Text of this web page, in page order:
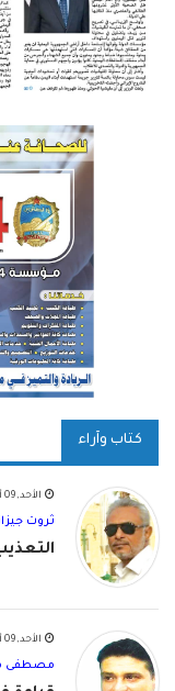
كتاب وآراء
الأحد, 09 أغسطس 2026
ثروت
التعذيب
الأحد, 09 أغسطس 2026
مصطفى